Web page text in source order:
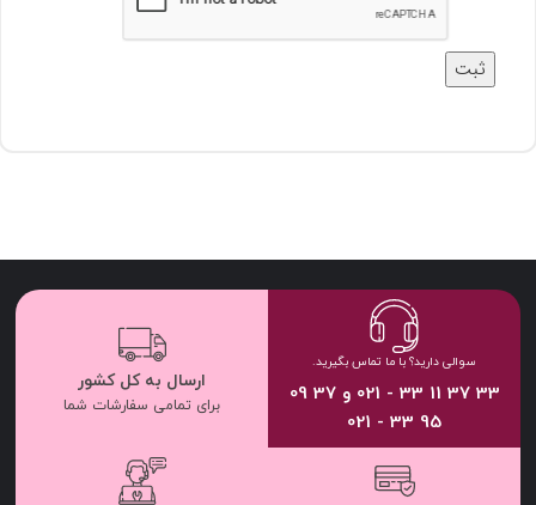
سوالی دارید؟ با ما تماس بگیرید.
33 37 11 33 - 021 و 37 09
95 33 - 021
ارسال به کل کشور
برای تمامی سفارشات شما